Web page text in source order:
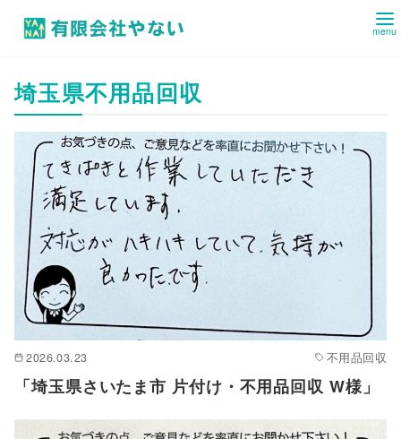
ン
テ
埼玉県不用品回収
2026.03.23 不用品回収
「埼玉県さいたま市 片付け・不用品回収 W様」